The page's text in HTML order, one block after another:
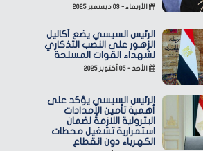
الأربعاء - ٠٣ ديسمبر ٢٠٢٥
الرئيس السيسي يضع أكاليل
الزهور على النصب التذكاري
لشهداء القوات المسلحة
الأحد - ٠٥ أكتوبر ٢٠٢٥
الرئيس السيسي يؤكد على
أهمية تأمين الإمدادات
البترولية اللازمة لضمان
استمرارية تشغيل محطات
الكهرباء دون انقطاع